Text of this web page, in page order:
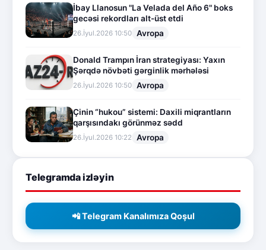
İbay Llanosun "La Velada del Año 6" boks
gecəsi rekordları alt-üst etdi
26.İyul.2026 10:50 Avropa
Donald Trampın İran strategiyası: Yaxın
Şərqdə növbəti gərginlik mərhələsi
26.İyul.2026 10:50 Avropa
Çinin “hukou” sistemi: Daxili miqrantların
qarşısındakı görünməz sədd
26.İyul.2026 10:22 Avropa
Telegramda izləyin
📲 Telegram Kanalımıza Qoşul